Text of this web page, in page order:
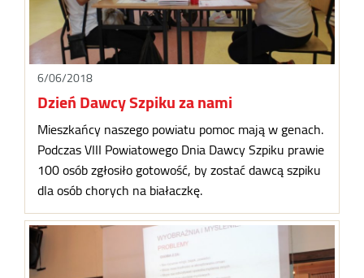
6/06/2018
Dzień Dawcy Szpiku za nami
Mieszkańcy naszego powiatu pomoc mają w genach.
Podczas VIII Powiatowego Dnia Dawcy Szpiku prawie
100 osób zgłosiło gotowość, by zostać dawcą szpiku
dla osób chorych na białaczkę.